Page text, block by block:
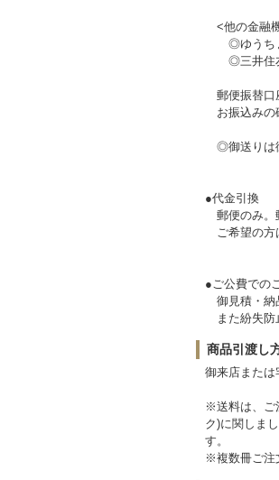
<他の金融
◎ゆうち
◎三井住
郵便振替口
お振込みの
◎御送りは
●代金引換
郵便のみ。
ご希望の方
●ご公費での
御見積・納
また紛失防
商品引渡し
御来店または
※送料は、ご
ク)に関しま
す。
※複数冊ご注